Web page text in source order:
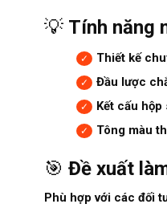
💡 Tính năng
Thiết kế
Đầu lược
Kết cấu
Tông màu
🎯 Đề xuất
Phù hợp với các đối